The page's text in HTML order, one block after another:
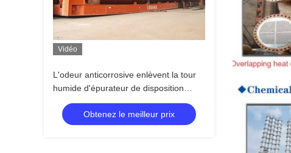
Vidéo
L'odeur anticorrosive enlèvent la tour
humide d'épurateur de disposition
chimique de colonne
Obtenez le meilleur prix